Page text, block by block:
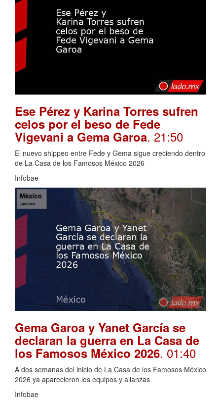
Ese Pérez y Karina Torres sufren
celos por el beso de Fede
Vigevani a Gema Garoa. 21:50
El nuevo shippeo entre Fede y Gema sigue creciendo dentro
de La Casa de los Famosos México 2026
Infobae
Gema Garoa y Yanet García se
declaran la guerra en La Casa de
los Famosos México 2026. 01:40
A dos semanas del inicio de La Casa de los Famosos México
2026 ya aparecieron los equipos y alianzas
Infobae